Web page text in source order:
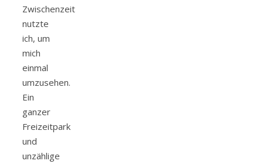
Zwischenzeit
nutzte
ich, um
mich
einmal
umzusehen.
Ein
ganzer
Freizeitpark
und
unzählige